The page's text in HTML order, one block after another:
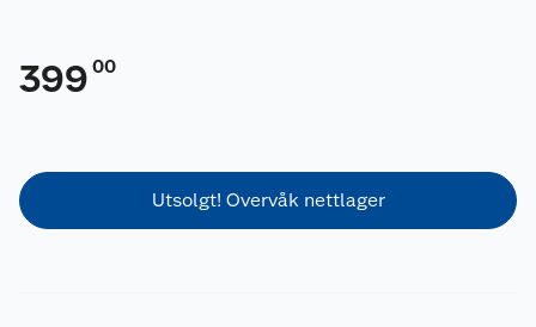
399 00
Utsolgt! Overvåk nettlager